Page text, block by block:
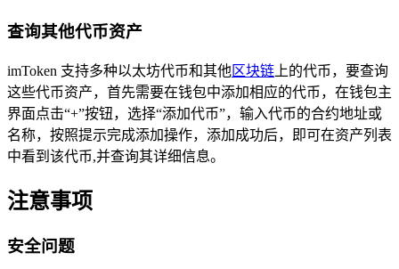
查询其他代币资产
imToken 支持多种以太坊代币和其他区块链 上的代币，要查询
这些代币资产，首先需要在钱包中添加相应的代币，在钱包主
界面点击“+”按钮，选择“添加代币”，输入代币的合约地址或
名称，按照提示完成添加操作，添加成功后，即可在资产列表
中看到该代币,并查询其详细信息。
注意事项
安全问题